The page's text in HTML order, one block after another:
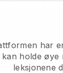
har
holde øye
leksjonene